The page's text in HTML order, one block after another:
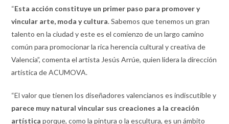
“Esta acción constituye un primer paso para promover y
vincular arte, moda y cultura. Sabemos que tenemos un gran
talento en la ciudad y este es el comienzo de un largo camino
común para promocionar la rica herencia cultural y creativa de
Valencia”, comenta el artista Jesús Arrúe, quien lidera la dirección
artística de ACUMOVA.
“El valor que tienen los diseñadores valencianos es indiscutible y
parece muy natural vincular sus creaciones a la creación
artísticaporque, como la pintura o la escultura, es un ámbito